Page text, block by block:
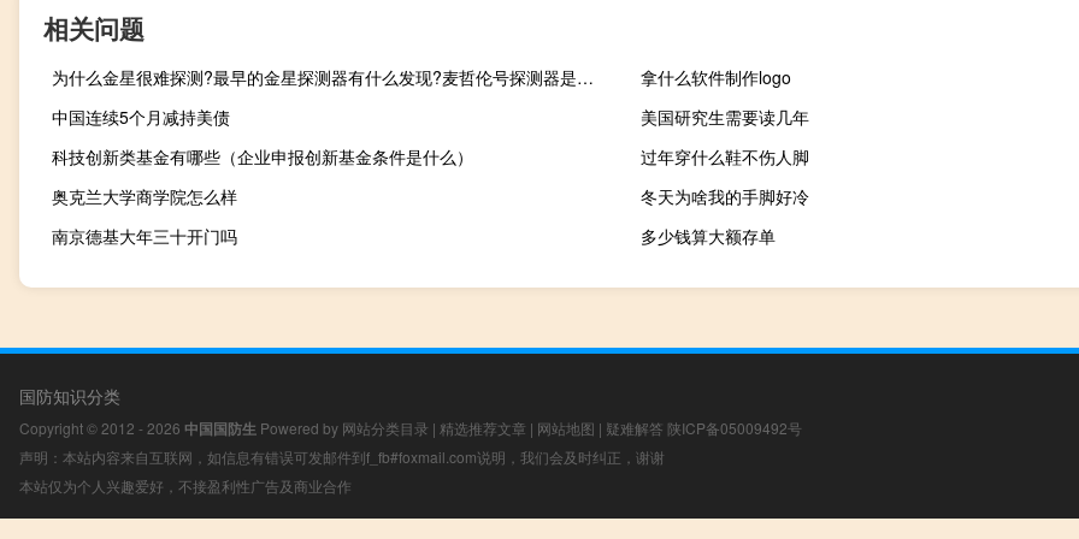
相关问题
为什么金星很难探测?最早的金星探测器有什么发现?麦哲伦号探测器是如何探测金星的?
拿什么软件制作logo
中国连续5个月减持美债
美国研究生需要读几年
科技创新类基金有哪些（企业申报创新基金条件是什么）
过年穿什么鞋不伤人脚
奥克兰大学商学院怎么样
冬天为啥我的手脚好冷
南京德基大年三十开门吗
多少钱算大额存单
国防知识分类
Copyright © 2012 - 2026 中国国防生 Powered by 网站分类目录 | 精选推荐文章 | 网站地图 | 疑难解答 陕ICP备05009492号
声明：本站内容来自互联网，如信息有错误可发邮件到f_fb#foxmail.com说明，我们会及时纠正，谢谢
本站仅为个人兴趣爱好，不接盈利性广告及商业合作